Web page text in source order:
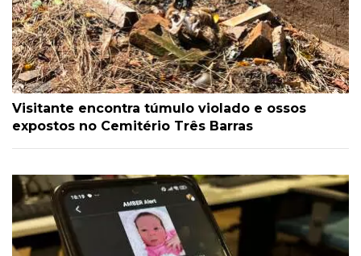
Visitante encontra túmulo violado e ossos
expostos no Cemitério Três Barras